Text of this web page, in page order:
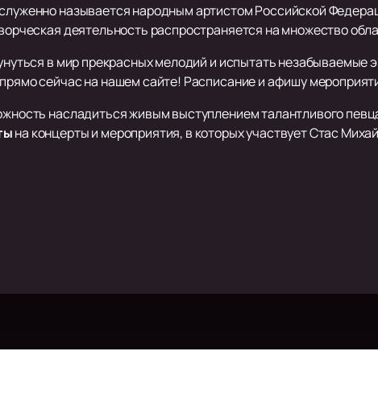
называется народным артистом Российской
деятельность распространяется на множество
в мир прекрасных мелодий и испытать незабываемые
сейчас на нашем сайте! Расписание и афишу
насладиться живым выступлением талантливого
на концерты и мероприятия, в которых участвует Стас